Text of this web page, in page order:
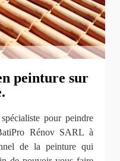
peinture sur
pour peindre
Rénov SARL à
de la peinture qui